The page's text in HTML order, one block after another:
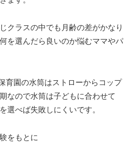
クラスの中でも月齢の差がかなり
を選んだら良いのか悩むママやパ
育園の水筒はストローからコップ
なので水筒は子どもに合わせて
選べば失敗しにくいです。
をもとに